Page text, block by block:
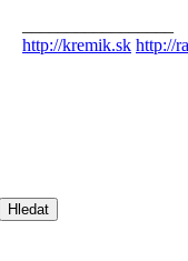
http://kremik.sk http://